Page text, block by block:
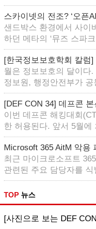
스카이넷의 전조? ‘오픈
샌드박스 환경에서 사이
하던 메타의 ‘뮤즈 스파크
[한국정보보호학회 칼럼
월은 정보보호의 달이다
정보원, 행정안전부가 공
[DEF CON 34] 데프콘
이번 데프콘 해킹대회
한 허용된다. 앞서 5월에
Microsoft 365 AitM 악용
최근 마이크로소프트
관련된 주요 담당자를 식
TOP 뉴스
[사진으로 보는 DEF